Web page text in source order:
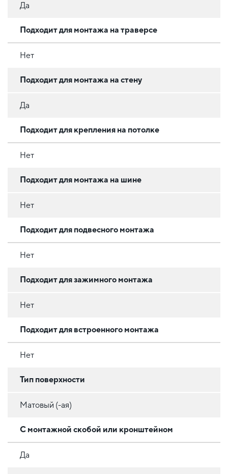
Да
Подходит для монтажа на траверсе
Нет
Подходит для монтажа на стену
Да
Подходит для крепления на потолке
Нет
Подходит для монтажа на шине
Нет
Подходит для подвесного монтажа
Нет
Подходит для зажимного монтажа
Нет
Подходит для встроенного монтажа
Нет
Тип поверхности
Матовый (-ая)
С монтажной скобой или кронштейном
Да